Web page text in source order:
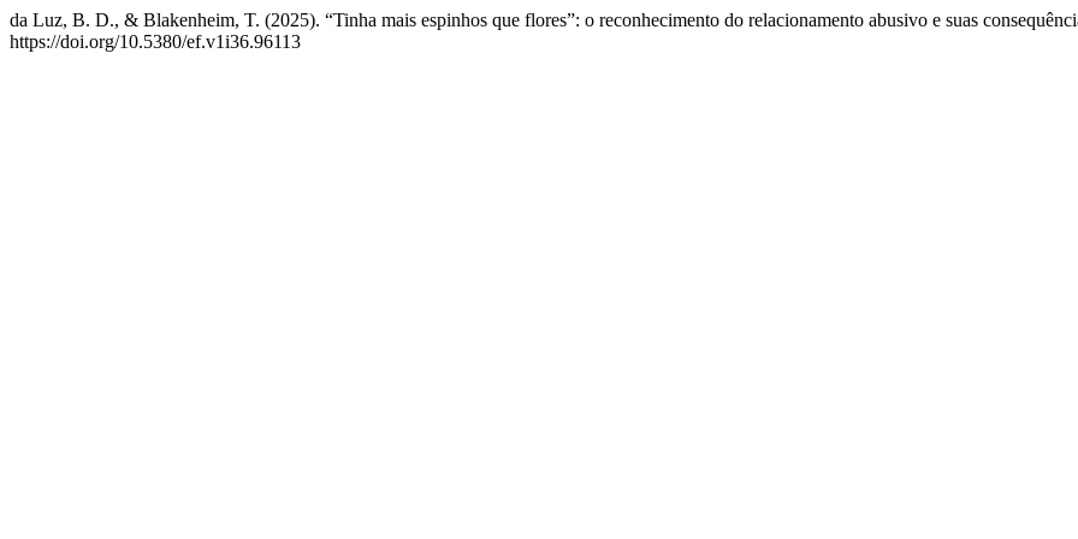
da Luz, B. D., & Blakenheim, T. (2025). “Tinha mais espinhos que flores”: o reconhecimento do relacionamento abusivo e suas
https://doi.org/10.5380/ef.v1i36.96113